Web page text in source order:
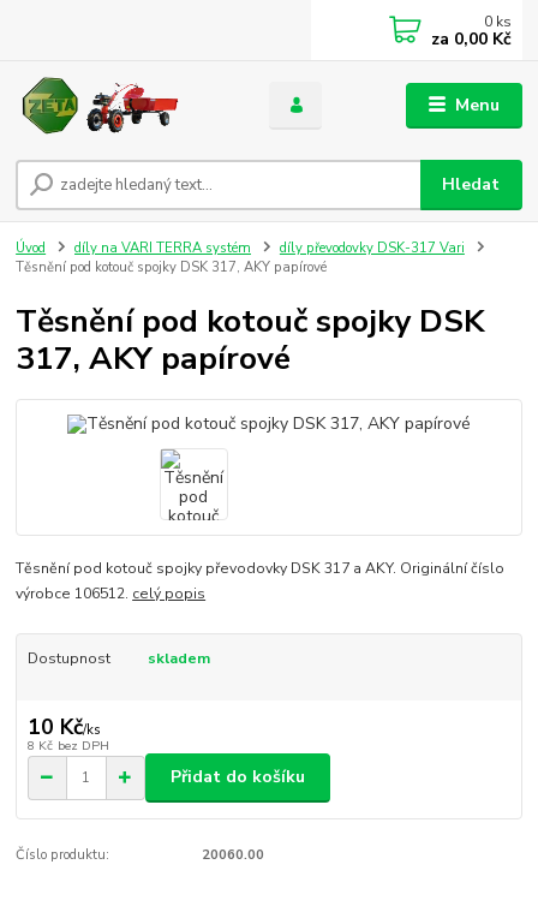
Menu
Hledat
0 ks
za 0,00 Kč
Úvod díly na VARI TERRA systém
díly převodovky DSK-317 Vari
Těsnění pod kotouč spojky DSK 317, AKY papírové
Těsnění pod kotouč spojky DSK
317, AKY papírové
Těsnění pod kotouč spojky převodovky DSK 317 a AKY. Originální číslo
výrobce 106512. celý popis
Dostupnost skladem
10 Kč/ks
8 Kč bez DPH
Přidat do košíku
Číslo produktu: 20060.00